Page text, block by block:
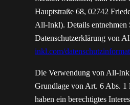
Hauptstraße 68, 02742
All-Inkl). Details entnehmen
Datenschutzerklärung von
inkl.com/
Die Verwendung von All-
Grundlage von Art. 6 Abs.
haben ein berechtigtes